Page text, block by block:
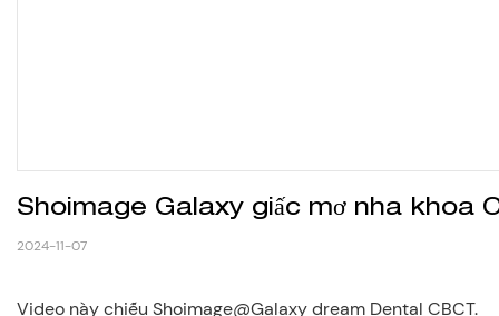
Shoimage Galaxy giấc mơ nha khoa
2024-11-07
Video này chiếu Shoimage@Galaxy dream Dental CBCT.